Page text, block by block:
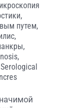
путем,
Serological